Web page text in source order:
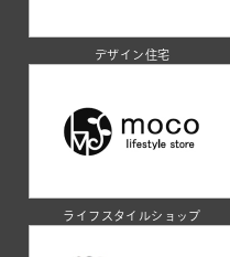
デザイン住宅
ライフスタイルショップ